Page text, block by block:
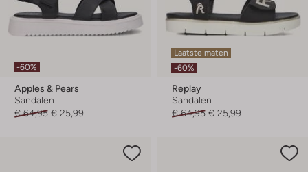
-60%
Apples & Pears
Sandalen
€ 64,95 € 25,99
Laatste maten
-60%
Replay
Sandalen
€ 64,95 € 25,99